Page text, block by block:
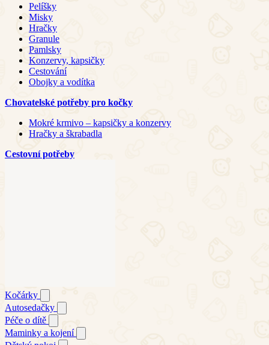
Pelíšky
Misky
Hračky
Granule
Pamlsky
Konzervy, kapsičky
Cestování
Obojky a vodítka
Chovatelské potřeby pro kočky
Mokré krmivo – kapsičky a konzervy
Hračky a škrabadla
Cestovní potřeby
Kočárky
Autosedačky
Péče o dítě
Maminky a kojení